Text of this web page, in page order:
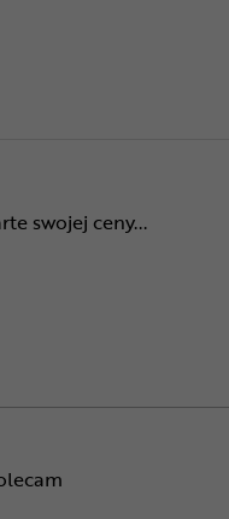
swojej ceny...